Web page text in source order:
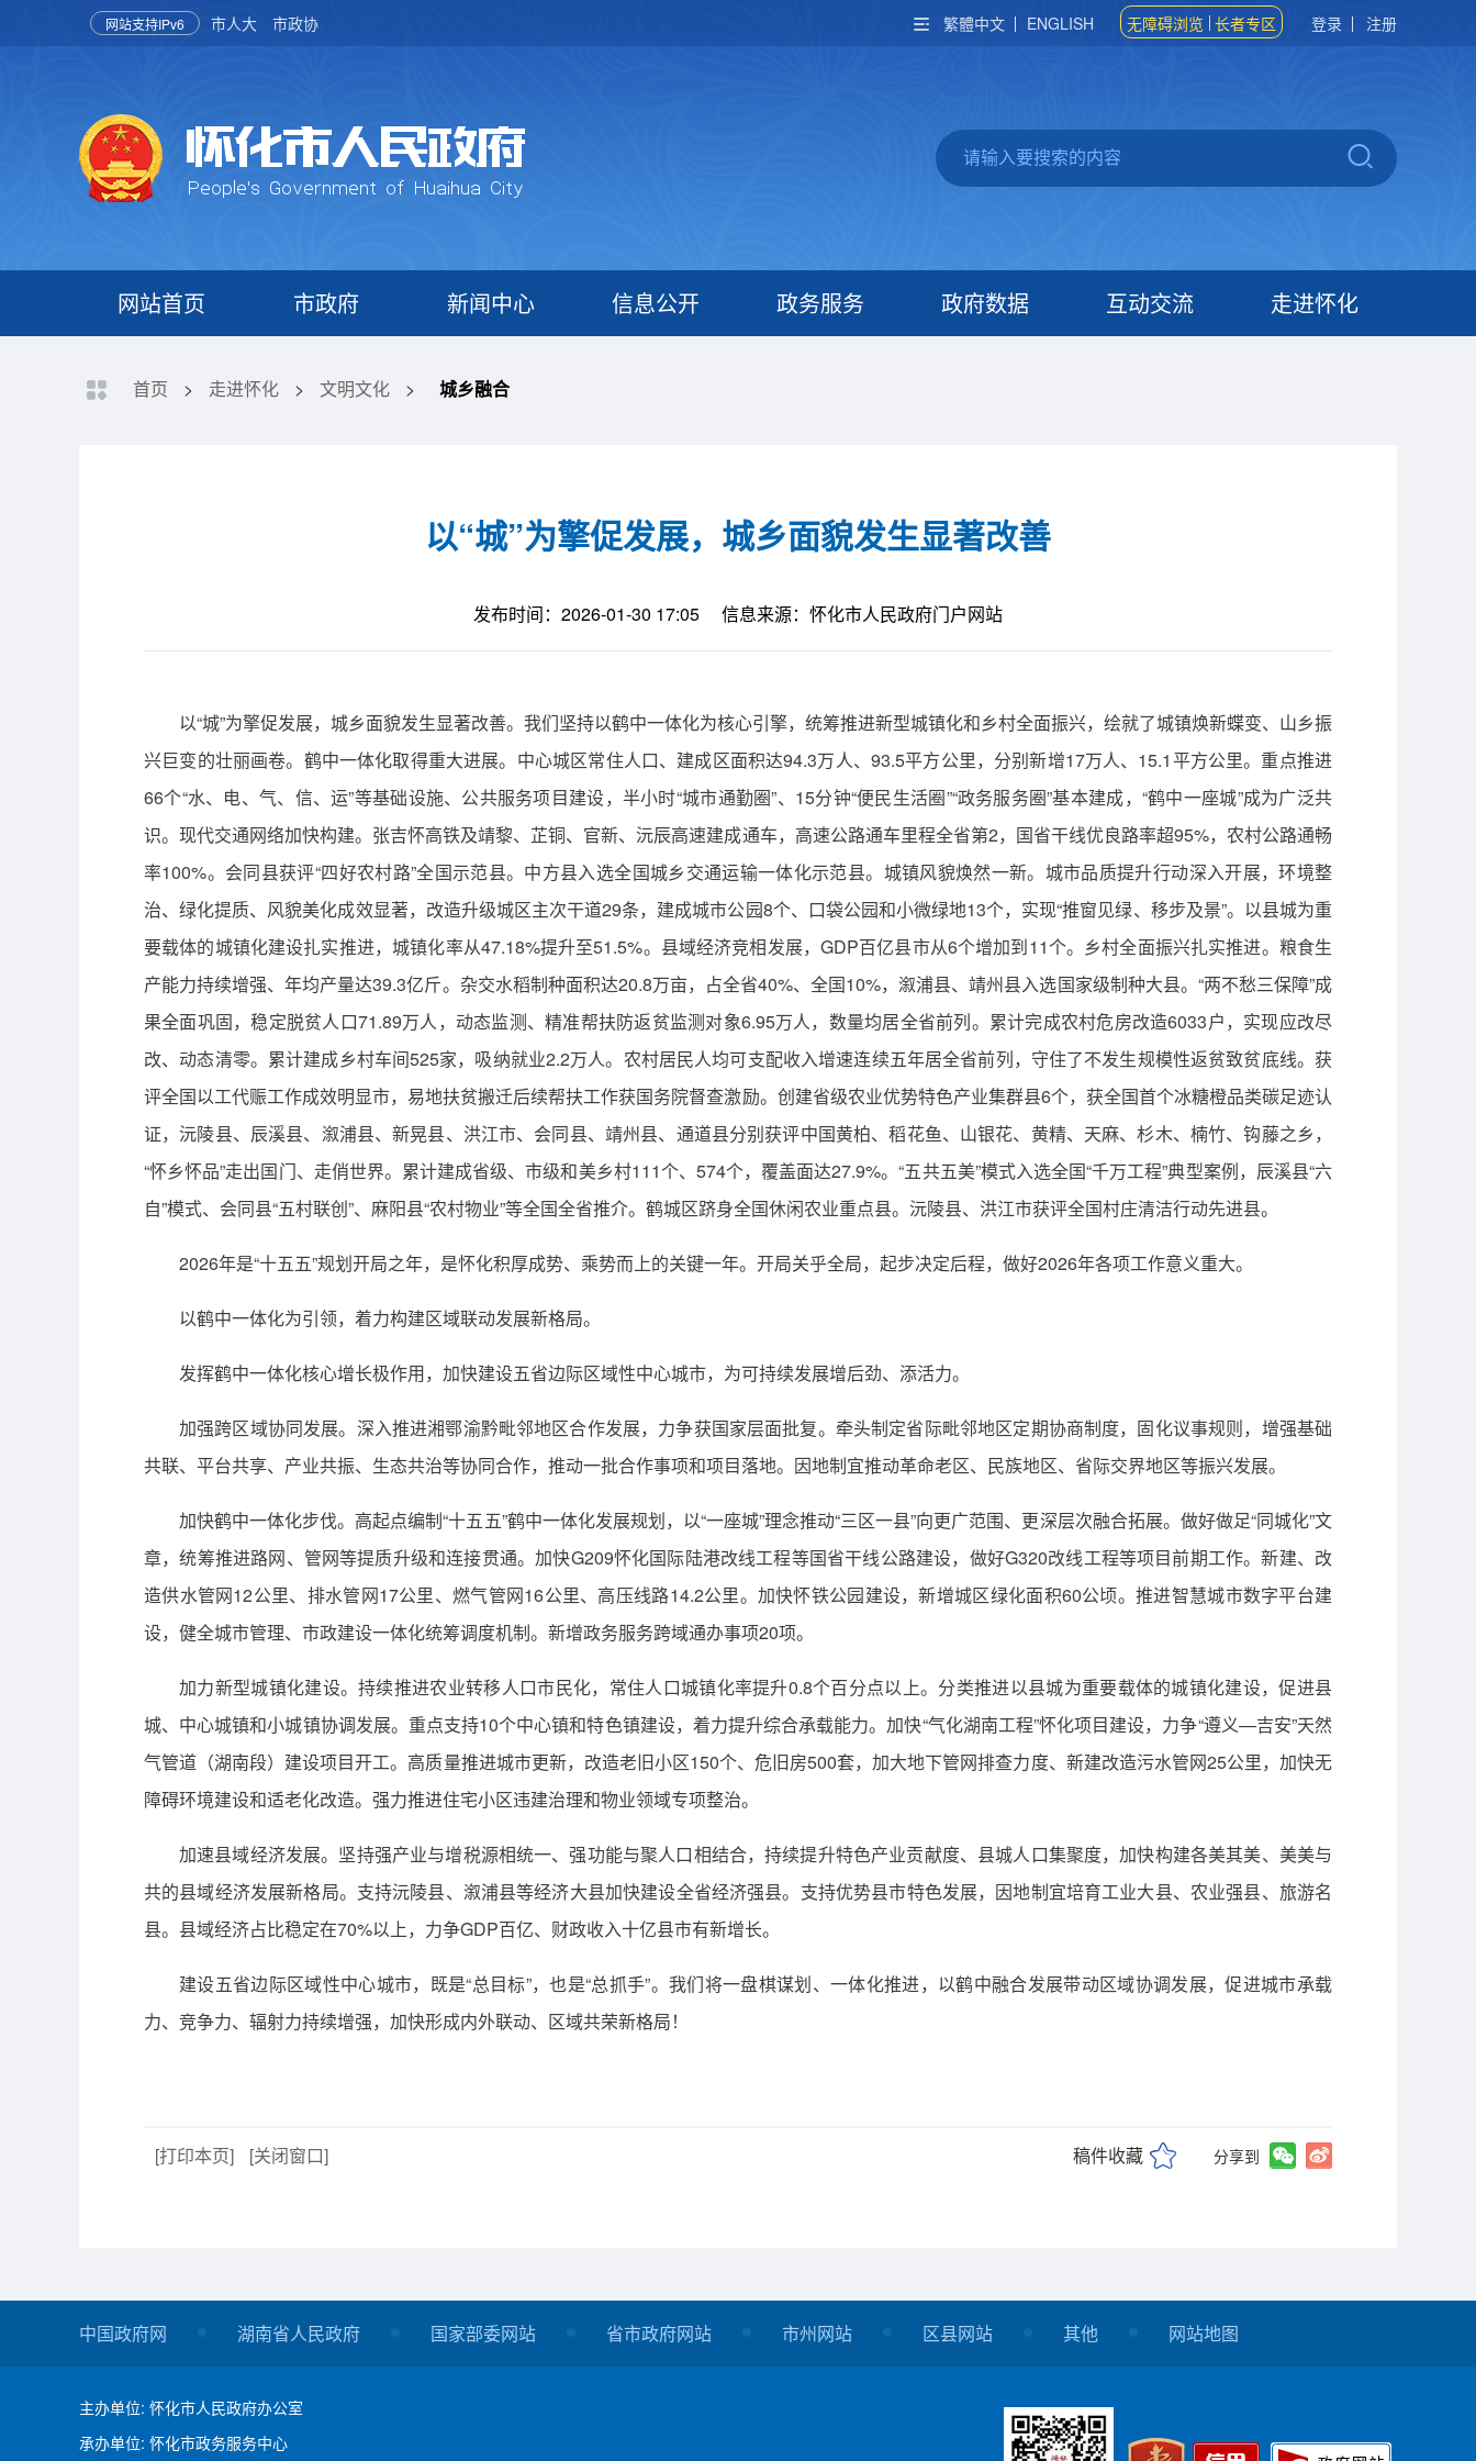
网站支持IPv6 市人大 市政协 繁體中文 ENGLISH 无障碍浏览 长者专区 登录 注册
网站首页 市政府 新闻中心 信息公开 政务服务 政府数据 互动交流 走进怀化
首页 > 走进怀化 > 文明文化 > 城乡融合
以“城”为擎促发展，城乡面貌发生显著改善
发布时间：2026-01-30 17:05 信息来源：怀化市人民政府门户网站
以“城”为擎促发展，城乡面貌发生显著改善。我们坚持以鹤中一体化为核心引擎，统筹推进新型城镇化和乡村全面振兴，绘就了城镇焕新蝶变、山乡振
兴巨变的壮丽画卷。鹤中一体化取得重大进展。中心城区常住人口、建成区面积达94.3万人、93.5平方公里，分别新增17万人、15.1平方公里。重点推进
66个“水、电、气、信、运”等基础设施、公共服务项目建设，半小时“城市通勤圈”、15分钟“便民生活圈”“政务服务圈”基本建成，“鹤中一座城”成为广泛共
识。现代交通网络加快构建。张吉怀高铁及靖黎、芷铜、官新、沅辰高速建成通车，高速公路通车里程全省第2，国省干线优良路率超95%，农村公路通畅
率100%。会同县获评“四好农村路”全国示范县。中方县入选全国城乡交通运输一体化示范县。城镇风貌焕然一新。城市品质提升行动深入开展，环境整
治、绿化提质、风貌美化成效显著，改造升级城区主次干道29条，建成城市公园8个、口袋公园和小微绿地13个，实现“推窗见绿、移步及景”。以县城为重
要载体的城镇化建设扎实推进，城镇化率从47.18%提升至51.5%。县域经济竞相发展，GDP百亿县市从6个增加到11个。乡村全面振兴扎实推进。粮食生
产能力持续增强、年均产量达39.3亿斤。杂交水稻制种面积达20.8万亩，占全省40%、全国10%，溆浦县、靖州县入选国家级制种大县。“两不愁三保障”成
果全面巩固，稳定脱贫人口71.89万人，动态监测、精准帮扶防返贫监测对象6.95万人，数量均居全省前列。累计完成农村危房改造6033户，实现应改尽
改、动态清零。累计建成乡村车间525家，吸纳就业2.2万人。农村居民人均可支配收入增速连续五年居全省前列，守住了不发生规模性返贫致贫底线。获
评全国以工代赈工作成效明显市，易地扶贫搬迁后续帮扶工作获国务院督查激励。创建省级农业优势特色产业集群县6个，获全国首个冰糖橙品类碳足迹认
证，沅陵县、辰溪县、溆浦县、新晃县、洪江市、会同县、靖州县、通道县分别获评中国黄柏、稻花鱼、山银花、黄精、天麻、杉木、楠竹、钩藤之乡，
“怀乡怀品”走出国门、走俏世界。累计建成省级、市级和美乡村111个、574个，覆盖面达27.9%。“五共五美”模式入选全国“千万工程”典型案例，辰溪县“六
自”模式、会同县“五村联创”、麻阳县“农村物业”等全国全省推介。鹤城区跻身全国休闲农业重点县。沅陵县、洪江市获评全国村庄清洁行动先进县。
2026年是“十五五”规划开局之年，是怀化积厚成势、乘势而上的关键一年。开局关乎全局，起步决定后程，做好2026年各项工作意义重大。
以鹤中一体化为引领，着力构建区域联动发展新格局。
发挥鹤中一体化核心增长极作用，加快建设五省边际区域性中心城市，为可持续发展增后劲、添活力。
加强跨区域协同发展。深入推进湘鄂渝黔毗邻地区合作发展，力争获国家层面批复。牵头制定省际毗邻地区定期协商制度，固化议事规则，增强基础
共联、平台共享、产业共振、生态共治等协同合作，推动一批合作事项和项目落地。因地制宜推动革命老区、民族地区、省际交界地区等振兴发展。
加快鹤中一体化步伐。高起点编制“十五五”鹤中一体化发展规划，以“一座城”理念推动“三区一县”向更广范围、更深层次融合拓展。做好做足“同城化”文
章，统筹推进路网、管网等提质升级和连接贯通。加快G209怀化国际陆港改线工程等国省干线公路建设，做好G320改线工程等项目前期工作。新建、改
造供水管网12公里、排水管网17公里、燃气管网16公里、高压线路14.2公里。加快怀铁公园建设，新增城区绿化面积60公顷。推进智慧城市数字平台建
设，健全城市管理、市政建设一体化统筹调度机制。新增政务服务跨域通办事项20项。
加力新型城镇化建设。持续推进农业转移人口市民化，常住人口城镇化率提升0.8个百分点以上。分类推进以县城为重要载体的城镇化建设，促进县
城、中心城镇和小城镇协调发展。重点支持10个中心镇和特色镇建设，着力提升综合承载能力。加快“气化湖南工程”怀化项目建设，力争“遵义—吉安”天然
气管道（湖南段）建设项目开工。高质量推进城市更新，改造老旧小区150个、危旧房500套，加大地下管网排查力度、新建改造污水管网25公里，加快无
障碍环境建设和适老化改造。强力推进住宅小区违建治理和物业领域专项整治。
加速县域经济发展。坚持强产业与增税源相统一、强功能与聚人口相结合，持续提升特色产业贡献度、县城人口集聚度，加快构建各美其美、美美与
共的县域经济发展新格局。支持沅陵县、溆浦县等经济大县加快建设全省经济强县。支持优势县市特色发展，因地制宜培育工业大县、农业强县、旅游名
县。县域经济占比稳定在70%以上，力争GDP百亿、财政收入十亿县市有新增长。
建设五省边际区域性中心城市，既是“总目标”，也是“总抓手”。我们将一盘棋谋划、一体化推进，以鹤中融合发展带动区域协调发展，促进城市承载
力、竞争力、辐射力持续增强，加快形成内外联动、区域共荣新格局！
[打印本页] [关闭窗口] 稿件收藏 分享到
中国政府网 湖南省人民政府 国家部委网站 省市政府网站 市州网站 区县网站 其他 网站地图
主办单位: 怀化市人民政府办公室
承办单位: 怀化市政务服务中心